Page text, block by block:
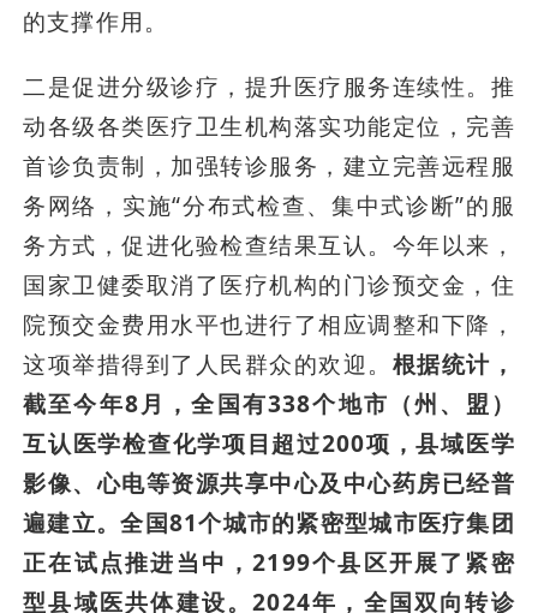
的支撑作用。
二是促进分级诊疗，提升医疗服务连续性。推
动各级各类医疗卫生机构落实功能定位，完善
首诊负责制，加强转诊服务，建立完善远程服
务网络，实施“分布式检查、集中式诊断”的服
务方式，促进化验检查结果互认。今年以来，
国家卫健委取消了医疗机构的门诊预交金，住
院预交金费用水平也进行了相应调整和下降，
这项举措得到了人民群众的欢迎。 根据统计，
截至今年8月，全国有338个地市（州、盟）
互认医学检查化学项目超过200项，县域医学
影像、心电等资源共享中心及中心药房已经普
遍建立。全国81个城市的紧密型城市医疗集团
正在试点推进当中，2199个县区开展了紧密
型县域医共体建设。2024年，全国双向转诊